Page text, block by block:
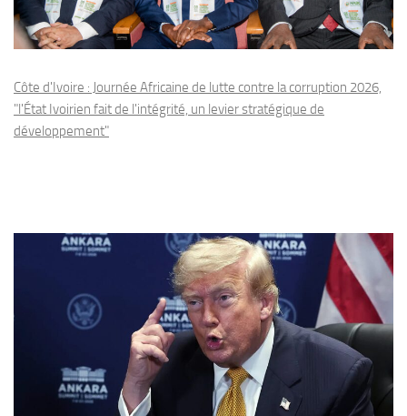
Côte d'Ivoire : Journée Africaine de lutte contre la corruption 2026,
"l'État Ivoirien fait de l'intégrité, un levier stratégique de
développement"